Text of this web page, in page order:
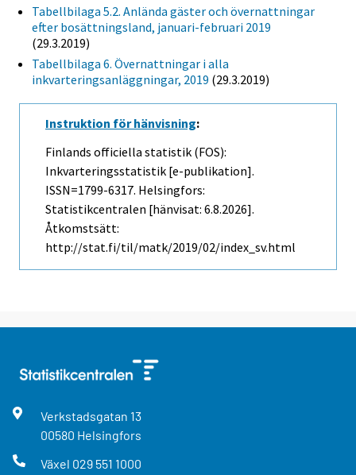
Tabellbilaga 5.2. Anlända gäster och övernattningar
efter bosättningsland, januari-februari 2019
(29.3.2019)
Tabellbilaga 6. Övernattningar i alla
inkvarteringsanläggningar, 2019 (29.3.2019)
Instruktion för hänvisning:
Finlands officiella statistik (FOS):
Inkvarteringsstatistik [e-publikation].
ISSN=1799-6317. Helsingfors:
Statistikcentralen [hänvisat: 6.8.2026].
Åtkomstsätt:
http://stat.fi/til/matk/2019/02/index_sv.html
Verkstadsgatan 13
00580 Helsingfors
Växel 029 551 1000